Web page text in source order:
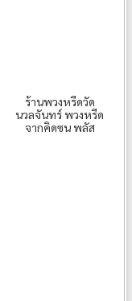
ร้านพวงหรีดวัด
นวลจันทร์ พวงหรีด
จากคิดซน พลัส